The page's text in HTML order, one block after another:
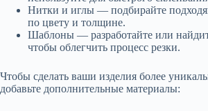
Нитки и иглы — подбирайте
по цвету и толщине.
Шаблоны — разработайте или
чтобы облегчить процесс резки.
Чтобы сделать ваши изделия более
добавьте дополнительные материалы: